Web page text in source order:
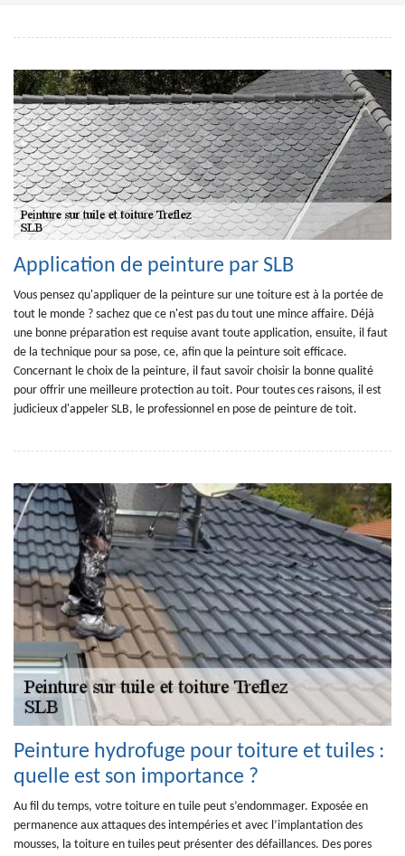
Application de peinture par SLB
Vous pensez qu'appliquer de la peinture sur une toiture est à la portée de
tout le monde ? sachez que ce n'est pas du tout une mince affaire. Déjà
une bonne préparation est requise avant toute application, ensuite, il faut
de la technique pour sa pose, ce, afin que la peinture soit efficace.
Concernant le choix de la peinture, il faut savoir choisir la bonne qualité
pour offrir une meilleure protection au toit. Pour toutes ces raisons, il est
judicieux d'appeler SLB, le professionnel en pose de peinture de toit.
Peinture hydrofuge pour toiture et tuiles :
quelle est son importance ?
Au fil du temps, votre toiture en tuile peut s’endommager. Exposée en
permanence aux attaques des intempéries et avec l’implantation des
mousses, la toiture en tuiles peut présenter des défaillances. Des pores